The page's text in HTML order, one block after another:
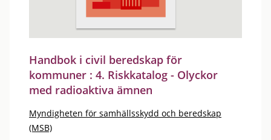
Handbok i civil beredskap för
kommuner : 4. Riskkatalog - Olyckor
med radioaktiva ämnen
Myndigheten för samhällsskydd och beredskap
(MSB)